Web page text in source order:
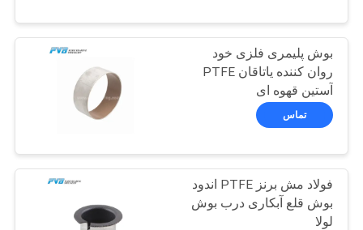
نقشه
سایت
POLICY
بوش POM
8
11
بوش پلیمری فلزی خود
روان کننده یاتاقان PTFE
آستین قهوه ای
تماس
فولاد مش برنز PTFE اندود
بوش قلع آبکاری درب بوش
لولا